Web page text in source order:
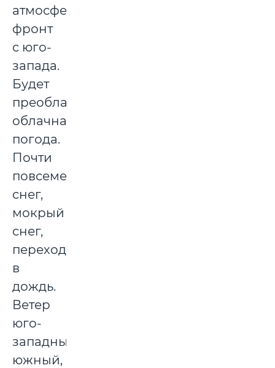
атмосферный
фронт
с юго-
запада.
Будет
преобладать
облачная
погода.
Почти
повсеместно
снег,
мокрый
снег,
переходящий
в
дождь.
Ветер
юго-
западный,
южный,